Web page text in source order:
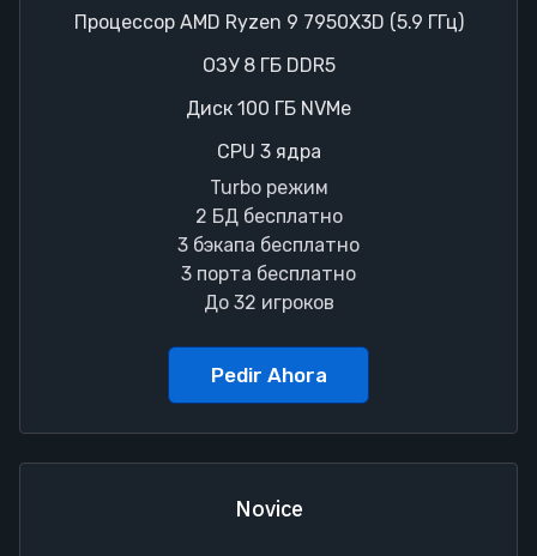
Процессор AMD Ryzen 9 7950X3D (5.9 ГГц)
ОЗУ 8 ГБ DDR5
Диск 100 ГБ NVMe
CPU 3 ядра
Turbo режим
2 БД бесплатно
3 бэкапа бесплатно
3 порта бесплатно
До 32 игроков
Pedir Ahora
Novice